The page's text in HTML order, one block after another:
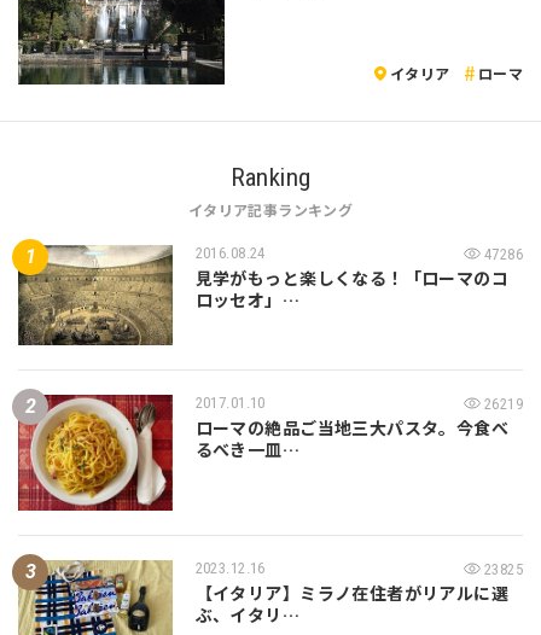
イタリア ローマ
Ranking
イタリア記事ランキング
2016.08.24 47286
見学がもっと楽しくなる！「ローマのコ
ロッセオ」…
2017.01.10 26219
ローマの絶品ご当地三大パスタ。今食べ
るべき一皿…
2023.12.16 23825
【イタリア】ミラノ在住者がリアルに選
ぶ、イタリ…